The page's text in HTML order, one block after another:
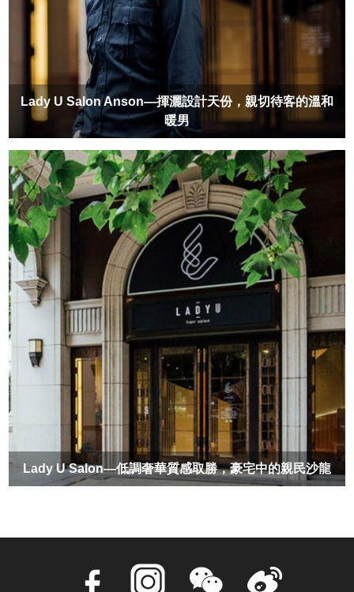
Lady U Salon Anson—揮灑設計天份，親切待客的溫和
暖男
Lady U Salon—低調奢華質感取勝，豪宅中的親民沙龍